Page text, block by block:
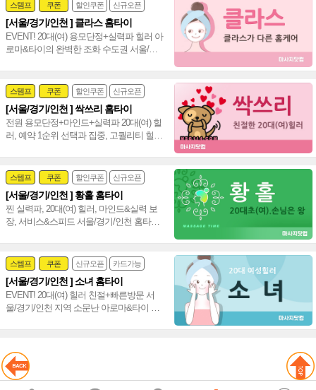
스템프 쿠폰 할인쿠폰 신규오픈
24시 홈케어
[서울/경기/인천 ] 클라스 홈타이
EVENT! 20대(여) 용모단정+실력파 힐러 아
로마&타이의 완벽한 조화 수도권 서울/경
스템프 쿠폰 할인쿠폰 신규오픈
24시 홈케어
[서울/경기/인천 ] 싹쓰리 홈타이
전원 용모단정+마인드+실력파 20대(여) 힐
러, 예약 1순위 선택과 집중, 고퀄리티 힐링
스템프 쿠폰 할인쿠폰 신규오픈
24시 홈케어
[서울/경기/인천 ] 황홀 홈타이
찐 실력파, 20대(여) 힐러, 마인드&실력 보
장, 서비스&스피드 서울/경기/인천 홈타이
스템프 쿠폰 신규오픈 카드가능
24시 홈케어
[서울/경기/인천 ] 소녀 홈타이
EVENT! 20대(여) 힐러 친절+빠른방문 서
울/경기/인천 지역 소문난 아로마&타이 시